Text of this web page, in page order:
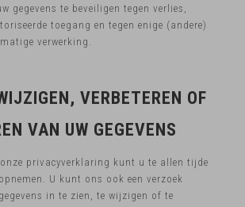
gegevens te beveiligen tegen verlies,
toegang en tegen enige (andere)
verwerking.
VERBETEREN OF
VAN UW GEGEVENS
privacyverklaring kunt u te allen tijde
U kunt ons ook een verzoek
in te zien, te wijzigen of te